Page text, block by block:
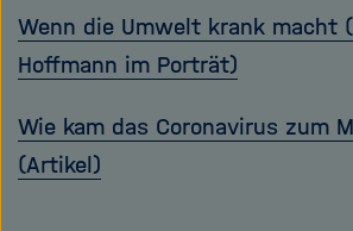
Wenn die Umwelt krank macht
Hoffmann im Porträt)
Wie kam das Coronavirus zum
(Artikel)